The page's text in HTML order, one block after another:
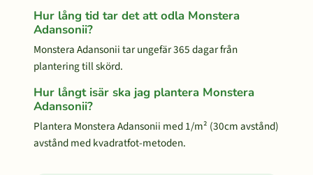
Hur lång tid tar det att odla Monstera
Adansonii?
Monstera Adansonii tar ungefär 365 dagar från
plantering till skörd.
Hur långt isär ska jag plantera Monstera
Adansonii?
Plantera Monstera Adansonii med 1/m² (30cm avstånd)
avstånd med kvadratfot-metoden.